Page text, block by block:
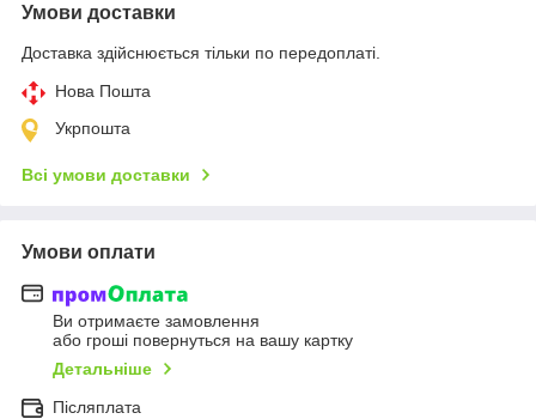
Умови доставки
Доставка здійснюється тільки по передоплаті.
Нова Пошта
Укрпошта
Всі умови доставки
Умови оплати
Ви отримаєте замовлення
або гроші повернуться на вашу картку
Детальніше
Післяплата